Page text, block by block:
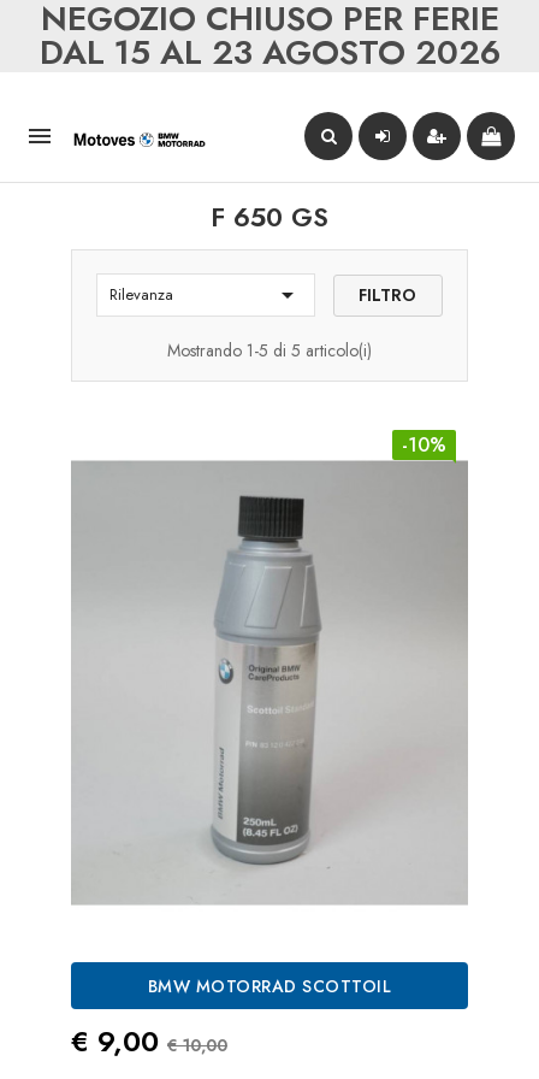
NEGOZIO CHIUSO PER FERIE
DAL 15 AL 23 AGOSTO 2026

F 650 GS
Rilevanza  FILTRO
Mostrando 1-5 di 5 articolo(i)
-10%
BMW MOTORRAD SCOTTOIL
Prezzo
€ 9,00 Prezzo Standard
€ 10,00